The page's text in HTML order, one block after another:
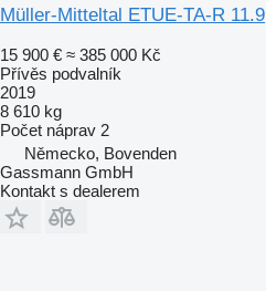
Müller-Mitteltal ETUE-TA-R 11.9
15 900 € ≈ 385 000 Kč
Přívěs podvalník
2019
8 610 kg
Počet náprav 2
Německo, Bovenden
Gassmann GmbH
Kontakt s dealerem